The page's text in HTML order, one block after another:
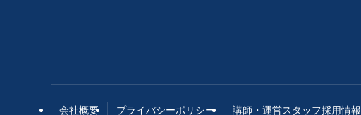
会社概要 プライバシーポリシー 講師・運営スタッフ採用情報